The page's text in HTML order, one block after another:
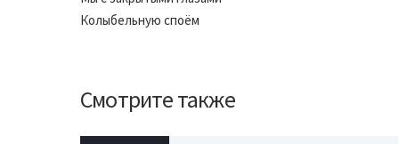
Колыбельную споём
Смотрите также